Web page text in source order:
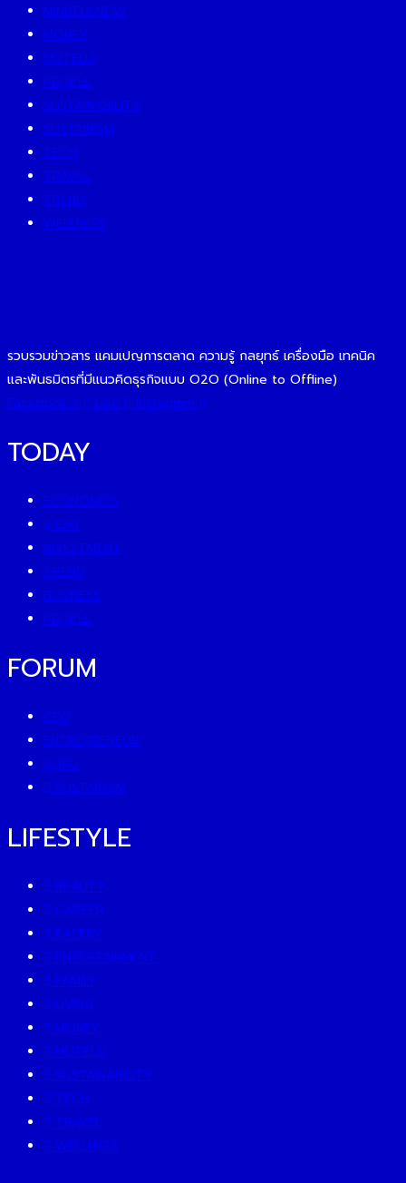
MINDFULNESS
MONEY
MUTELU
PEOPLE
SUSTAINABILITY
SUSTAINISM
TECH
TRAVEL
TREND
WELLNESS
รวบรวมข่าวสาร แคมเปญการตลาด ความรู้ กลยุทธ์ เครื่องมือ เทคนิค
และพันธมิตรที่มีแนวคิดธุรกิจแบบ O2O (Online to Offline)
Facebook-f
Line Instagram
TODAY
ECONOMICS
ESG
INVESTMENT
TREND
BUSINESS
PEOPLE
FORUM
CEO
ENTREPRENEUR
GURU
SUSTAINISM
LIFESTYLE
BEAUTY
CAREER
EATERY
ENTERTAINMENT
FAMILY
LIVING
MONEY
MUTELU
SUSTAINABILITY
TECH
TRAVEL
WELLNESS